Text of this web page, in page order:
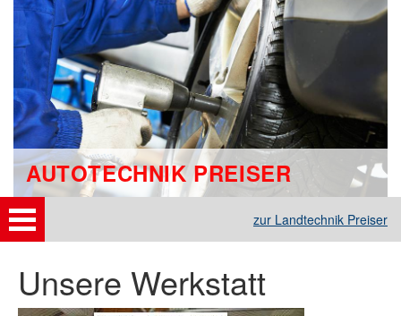
AUTOTECHNIK PREISER
zur Landtechnik Preiser
Unsere Werkstatt